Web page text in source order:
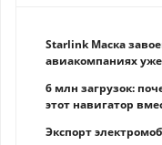
Starlink Маска
авиакомпаниях
6 млн загрузок:
этот навигатор
Экспорт